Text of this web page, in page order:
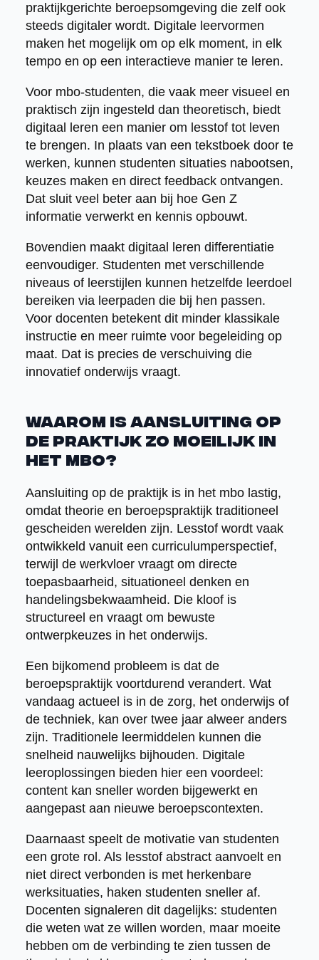
praktijkgerichte beroepsomgeving die zelf ook
steeds digitaler wordt. Digitale leervormen
maken het mogelijk om op elk moment, in elk
tempo en op een interactieve manier te leren.
Voor mbo-studenten, die vaak meer visueel en
praktisch zijn ingesteld dan theoretisch, biedt
digitaal leren een manier om lesstof tot leven
te brengen. In plaats van een tekstboek door te
werken, kunnen studenten situaties nabootsen,
keuzes maken en direct feedback ontvangen.
Dat sluit veel beter aan bij hoe Gen Z
informatie verwerkt en kennis opbouwt.
Bovendien maakt digitaal leren differentiatie
eenvoudiger. Studenten met verschillende
niveaus of leerstijlen kunnen hetzelfde leerdoel
bereiken via leerpaden die bij hen passen.
Voor docenten betekent dit minder klassikale
instructie en meer ruimte voor begeleiding op
maat. Dat is precies de verschuiving die
innovatief onderwijs vraagt.
Waarom is aansluiting op
de praktijk zo moeilijk in
het mbo?
Aansluiting op de praktijk is in het mbo lastig,
omdat theorie en beroepspraktijk traditioneel
gescheiden werelden zijn. Lesstof wordt vaak
ontwikkeld vanuit een curriculumperspectief,
terwijl de werkvloer vraagt om directe
toepasbaarheid, situationeel denken en
handelingsbekwaamheid. Die kloof is
structureel en vraagt om bewuste
ontwerpkeuzes in het onderwijs.
Een bijkomend probleem is dat de
beroepspraktijk voortdurend verandert. Wat
vandaag actueel is in de zorg, het onderwijs of
de techniek, kan over twee jaar alweer anders
zijn. Traditionele leermiddelen kunnen die
snelheid nauwelijks bijhouden. Digitale
leeroplossingen bieden hier een voordeel:
content kan sneller worden bijgewerkt en
aangepast aan nieuwe beroepscontexten.
Daarnaast speelt de motivatie van studenten
een grote rol. Als lesstof abstract aanvoelt en
niet direct verbonden is met herkenbare
werksituaties, haken studenten sneller af.
Docenten signaleren dit dagelijks: studenten
die weten wat ze willen worden, maar moeite
hebben om de verbinding te zien tussen de